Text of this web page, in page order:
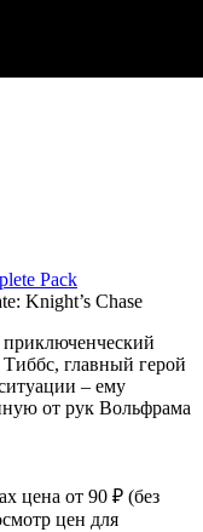
Pack
Knight’s Chase
приключенческий
главный герой
– ему
от рук Вольфрама
цена от 90 ₽ (без
цен для